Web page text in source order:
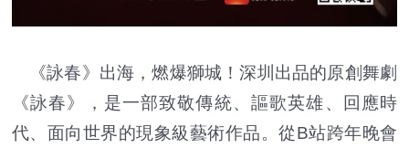
《詠春》出海，燃爆獅城！深圳出品的原創舞劇
《詠春》，是一部致敬傳統、謳歌英雄、回應時
代、面向世界的現象級藝術作品。從B站跨年晚會